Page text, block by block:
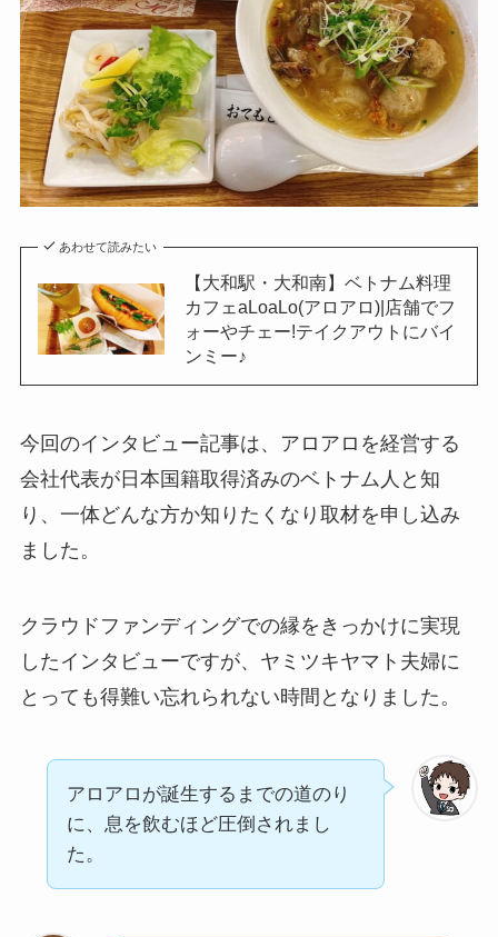
あわせて読みたい
【大和駅・大和南】ベトナム料理
カフェaLoaLo(アロアロ)|店舗でフ
ォーやチェー!テイクアウトにバイ
ンミー♪
今回のインタビュー記事は、アロアロを経営する
会社代表が日本国籍取得済みのベトナム人と知
り、一体どんな方か知りたくなり取材を申し込み
ました。
クラウドファンディングでの縁をきっかけに実現
したインタビューですが、ヤミツキヤマト夫婦に
とっても得難い忘れられない時間となりました。
アロアロが誕生するまでの道のり
に、息を飲むほど圧倒されまし
た。